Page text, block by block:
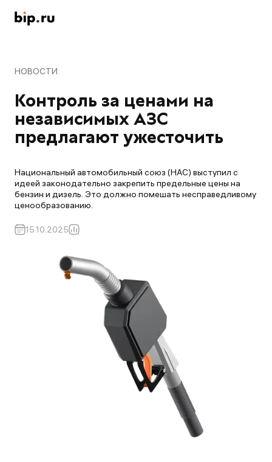
НОВОСТИ
Контроль за ценами на
независимых АЗС
предлагают ужесточить
Национальный автомобильный союз (НАС) выступил с
идеей законодательно закрепить предельные цены на
бензин и дизель. Это должно помешать несправедливому
ценообразованию.
15.10.2025